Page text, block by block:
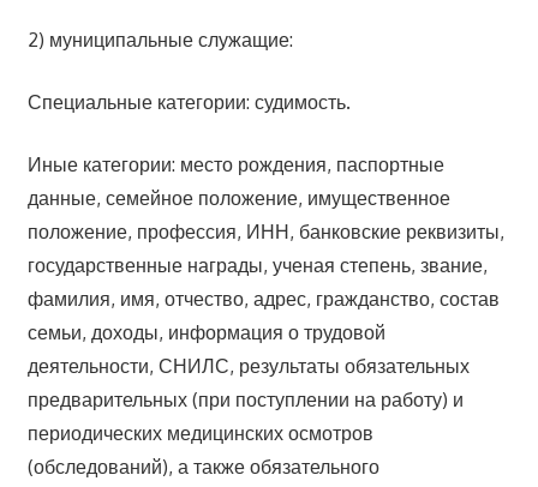
2) муниципальные служащие:
Специальные категории: судимость.
Иные категории: место рождения, паспортные
данные, семейное положение, имущественное
положение, профессия, ИНН, банковские реквизиты,
государственные награды, ученая степень, звание,
фамилия, имя, отчество, адрес, гражданство, состав
семьи, доходы, информация о трудовой
деятельности, СНИЛС, результаты обязательных
предварительных (при поступлении на работу) и
периодических медицинских осмотров
(обследований), а также обязательного